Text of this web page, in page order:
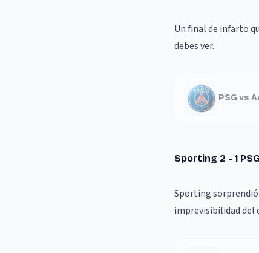
Un final de infarto
debes ver.
PSG vs
Sporting 2 - 1 PSG
Sporting sorprendió
imprevisibilidad del